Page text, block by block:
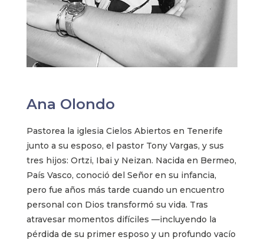
Ana Olondo
Pastorea la iglesia Cielos Abiertos en Tenerife
junto a su esposo, el pastor Tony Vargas, y sus
tres hijos: Ortzi, Ibai y Neizan. Nacida en Bermeo,
País Vasco, conoció del Señor en su infancia,
pero fue años más tarde cuando un encuentro
personal con Dios transformó su vida. Tras
atravesar momentos difíciles —incluyendo la
pérdida de su primer esposo y un profundo vacío